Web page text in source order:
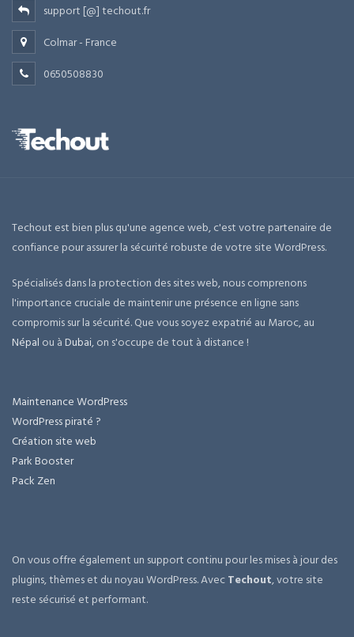
support [@] techout.fr
Colmar - France
0650508830
Techout est bien plus qu'une agence web, c'est votre partenaire de
confiance pour assurer la sécurité robuste de votre site WordPress.
Spécialisés dans la protection des sites web, nous comprenons
l'importance cruciale de maintenir une présence en ligne sans
compromis sur la sécurité. Que vous soyez expatrié au Maroc, au
Népal ou àDubai, on s'occupe de tout à distance !
Maintenance WordPress
WordPress piraté ?
Création site web
Park Booster
Pack Zen
On vous offre également un support continu pour les mises à jour des
plugins, thèmes et du noyau WordPress. AvecTechout, votre site
reste sécurisé et performant.